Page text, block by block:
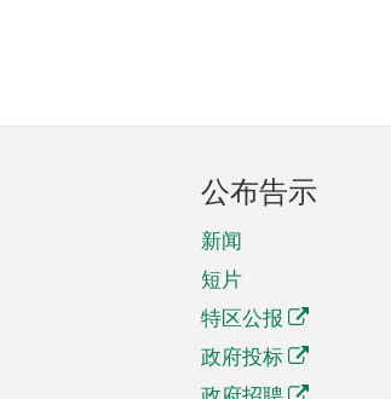
公布告示
新闻
短片
特区公报
政府投标